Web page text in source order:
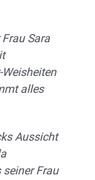
Sara
alles
Aussicht
Frau